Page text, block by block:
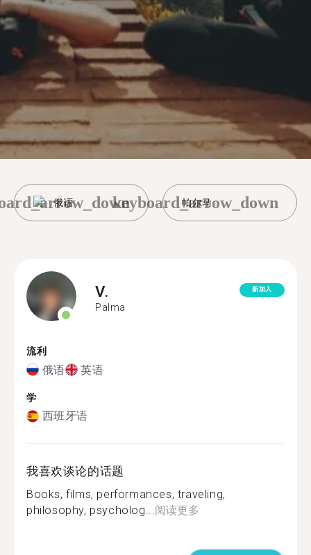
俄语 帕尔马
keyboard_arrow_down
V.
Palma
新加入
流利
俄语 英语
学
西班牙语
我喜欢谈论的话题
Books, films, performances, traveling,
philosophy, psycholog...阅读更多